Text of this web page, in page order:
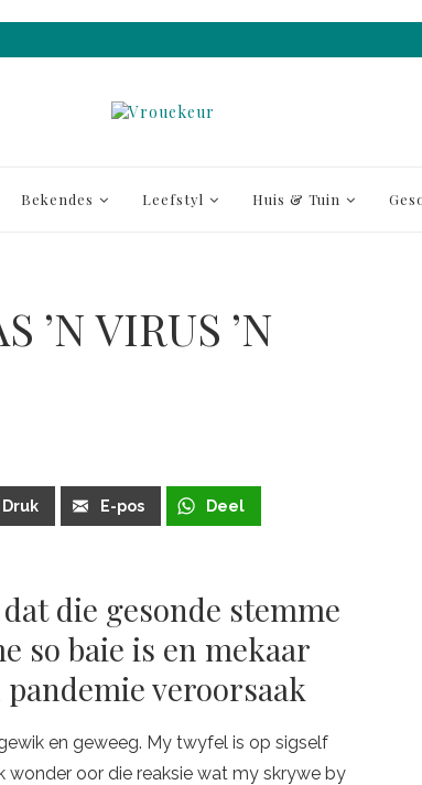
Bekendes Leefstyl Huis & Tuin
’N VIRUS ’N
Druk E-pos Deel
die gesonde stemme
so baie is en mekaar
pandemie veroorsaak
en geweeg. My twyfel is op sigself
wonder oor die reaksie wat my skrywe by